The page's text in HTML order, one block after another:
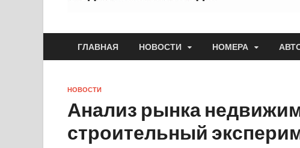
ГЛАВНАЯ НОВОСТИ НОМЕРА
НОВОСТИ
Анализ рынка
строительный